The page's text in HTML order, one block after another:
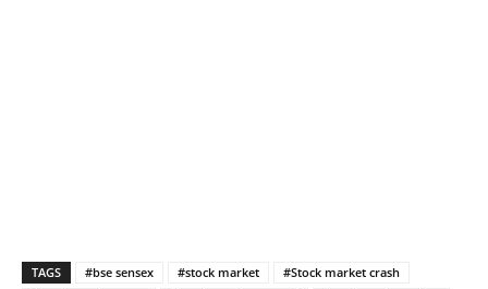
TAGS #bse sensex #stock market
#Stock market crash